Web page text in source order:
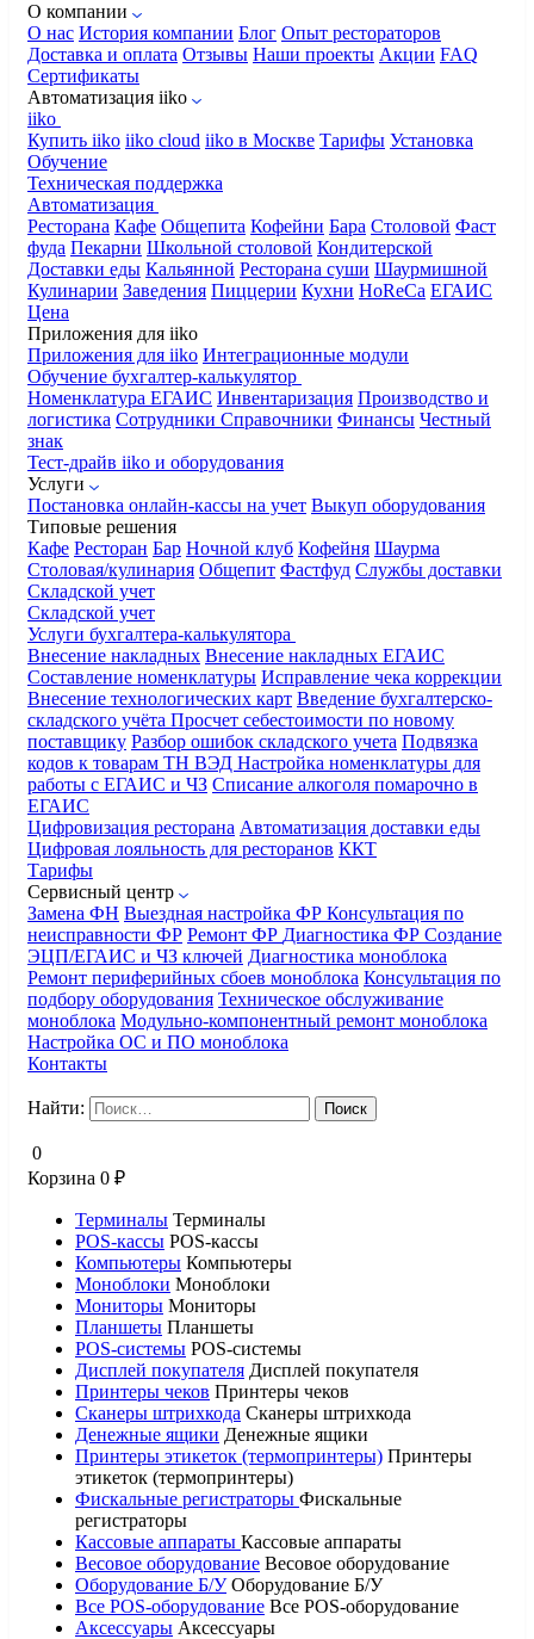
О компании
О нас История компании Блог Опыт рестораторов
Доставка и оплата Отзывы Наши проекты Акции FAQ
Сертификаты
Автоматизация iiko
iiko
Купить iiko iiko cloud iiko в Москве Тарифы Установка
Обучение
Техническая поддержка
Автоматизация
Ресторана Кафе Общепита Кофейни Бара Столовой Фаст
фуда Пекарни Школьной столовой Кондитерской
Доставки еды Кальянной Ресторана суши Шаурмишной
Кулинарии Заведения Пиццерии Кухни HoReCa ЕГАИС
Цена
Приложения для iiko
Приложения для iiko Интеграционные модули
Обучение бухгалтер-калькулятор
Номенклатура ЕГАИС Инвентаризация Производство и
логистика Сотрудники Справочники Финансы Честный
знак
Тест-драйв iiko и оборудования
Услуги
Постановка онлайн-кассы на учет Выкуп оборудования
Типовые решения
Кафе Ресторан Бар Ночной клуб Кофейня Шаурма
Столовая/кулинария Общепит Фастфуд Службы доставки
Складской учет
Складской учет
Услуги бухгалтера-калькулятора
Внесение накладных Внесение накладных ЕГАИС
Составление номенклатуры Исправление чека коррекции
Внесение технологических карт Введение бухгалтерско-
складского учёта Просчет себестоимости по новому
поставщику Разбор ошибок складского учета Подвязка
кодов к товарам ТН ВЭД Настройка номенклатуры для
работы с ЕГАИС и ЧЗ Списание алкоголя помарочно в
ЕГАИС
Цифровизация ресторана Автоматизация доставки еды
Цифровая лояльность для ресторанов ККТ
Тарифы
Сервисный центр
Замена ФН Выездная настройка ФР Консультация по
неисправности ФР Ремонт ФР Диагностика ФР Создание
ЭЦП/ЕГАИС и ЧЗ ключей Диагностика моноблока
Ремонт периферийных сбоев моноблока Консультация по
подбору оборудования Техническое обслуживание
моноблока Модульно-компонентный ремонт моноблока
Настройка ОС и ПО моноблока
Контакты
Найти:
0
Корзина 0 ₽
Терминалы Терминалы
POS-кассы POS-кассы
Компьютеры Компьютеры
Моноблоки Моноблоки
Мониторы Мониторы
Планшеты Планшеты
POS-системы POS-системы
Дисплей покупателя Дисплей покупателя
Принтеры чеков Принтеры чеков
Сканеры штрихкода Сканеры штрихкода
Денежные ящики Денежные ящики
Принтеры этикеток (термопринтеры) Принтеры
этикеток (термопринтеры)
Фискальные регистраторы Фискальные
регистраторы
Кассовые аппараты Кассовые аппараты
Весовое оборудование Весовое оборудование
Оборудование Б/У Оборудование Б/У
Все POS-оборудование Все POS-оборудование
Аксессуары Аксессуары